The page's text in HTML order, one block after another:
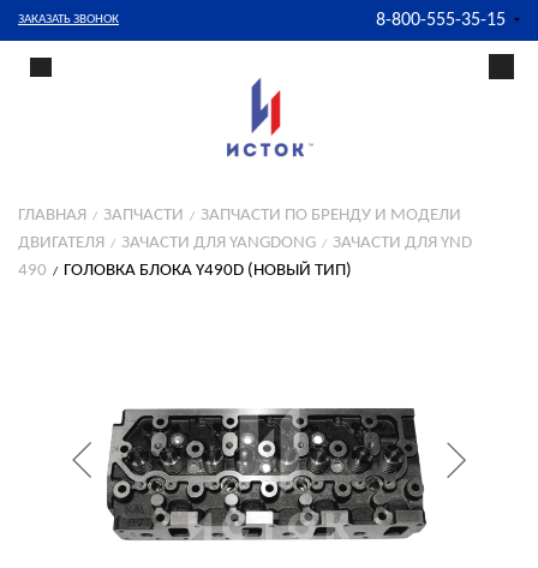
ЗАКАЗАТЬ ЗВОНОК 8-800-555-35-15
ГЛАВНАЯ ЗАПЧАСТИ
ЗАПЧАСТИ ПО БРЕНДУ И МОДЕЛИ
ДВИГАТЕЛЯ
ЗАЧАСТИ ДЛЯ YANGDONG
ЗАЧАСТИ ДЛЯ YND
490
ГОЛОВКА БЛОКА Y490D (НОВЫЙ ТИП)